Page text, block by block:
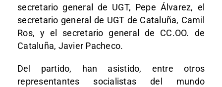
secretario general de UGT, Pepe Álvarez, el
secretario general de UGT de Cataluña, Camil
Ros, y el secretario general de CC.OO. de
Cataluña, Javier Pacheco.
Del partido, han asistido, entre otros
representantes socialistas del mundo